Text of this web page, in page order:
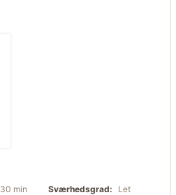
30 min Sværhedsgrad: Let